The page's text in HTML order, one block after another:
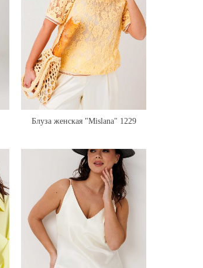
Блуза женская "Mislana" 1229